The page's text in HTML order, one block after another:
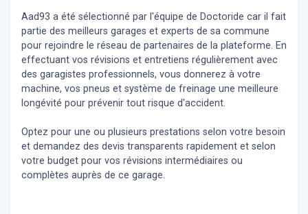
Aad93 a été sélectionné par l'équipe de Doctoride car il fait
partie des meilleurs garages et experts de sa commune
pour rejoindre le réseau de partenaires de la plateforme. En
effectuant vos révisions et entretiens régulièrement avec
des garagistes professionnels, vous donnerez à votre
machine, vos pneus et système de freinage une meilleure
longévité pour prévenir tout risque d'accident.
Optez pour une ou plusieurs prestations selon votre besoin
et demandez des devis transparents rapidement et selon
votre budget pour vos révisions intermédiaires ou
complètes auprès de ce garage.